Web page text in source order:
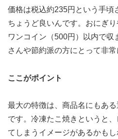
価格は税込約235円 という手頃
ちょうど良いんです。おにぎ
ワンコイン（500円）以内で収
さんや節約派の方にとって非常
ここがポイント
最大の特徴は、商品名にもある
です。冷凍たこ焼きというと
てしまうイメージがあるかも